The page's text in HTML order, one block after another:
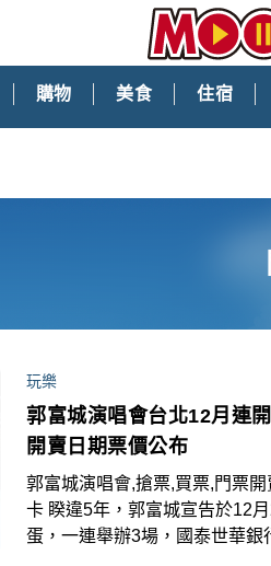
購物 美食 住宿
玩樂
郭富城演唱會台北12月連
開賣日期票價公布
郭富城演唱會,搶票,買票,門票
卡 睽違5年，郭富城宣告於12
蛋，一連舉辦3場，國泰世華銀